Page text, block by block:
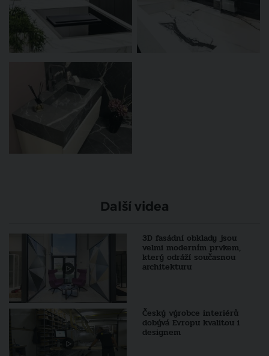
Další videa
3D fasádní obklady jsou
velmi moderním prvkem,
který odráží současnou
architekturu
Český výrobce interiérů
dobývá Evropu kvalitou i
designem